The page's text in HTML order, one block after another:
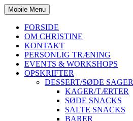
Mobile Menu
FORSIDE
OM CHRISTINE
KONTAKT
PERSONLIG TRÆNING
EVENTS & WORKSHOPS
OPSKRIFTER
DESSERT/SØDE SAGER
KAGER/TÆRTER
SØDE SNACKS
SALTE SNACKS
BARER